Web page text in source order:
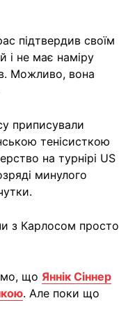
підтвердив своїм
і не має наміру
Можливо, вона
приписували
тенісисткою
на турнірі US
минулого
з Карлосом просто
що Яннік Сіннер
. Але поки що